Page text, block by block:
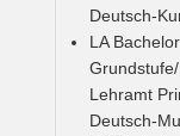
Deutsch-
LA Bachelor
Lehramt
Deutsch-